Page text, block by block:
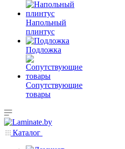
Напольный
плинтус
Подложка
Сопутствующие
товары
Каталог